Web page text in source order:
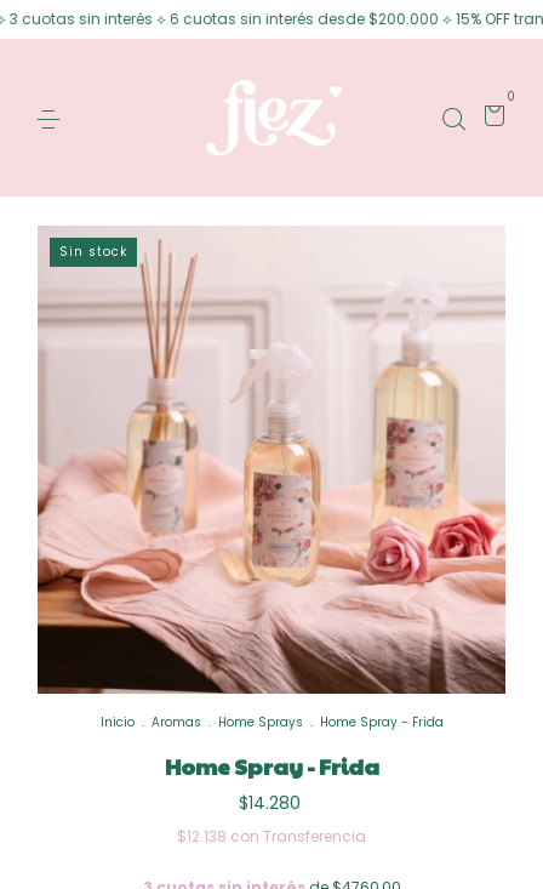
sin interés ⟡ 6 cuotas sin interés desde $200.000 ⟡ 15% OFF
0
Sin stock
Inicio . Aromas . Home Sprays . Home Spray - Frida
Home Spray - Frida
$14.280
$12.138 con Transferencia